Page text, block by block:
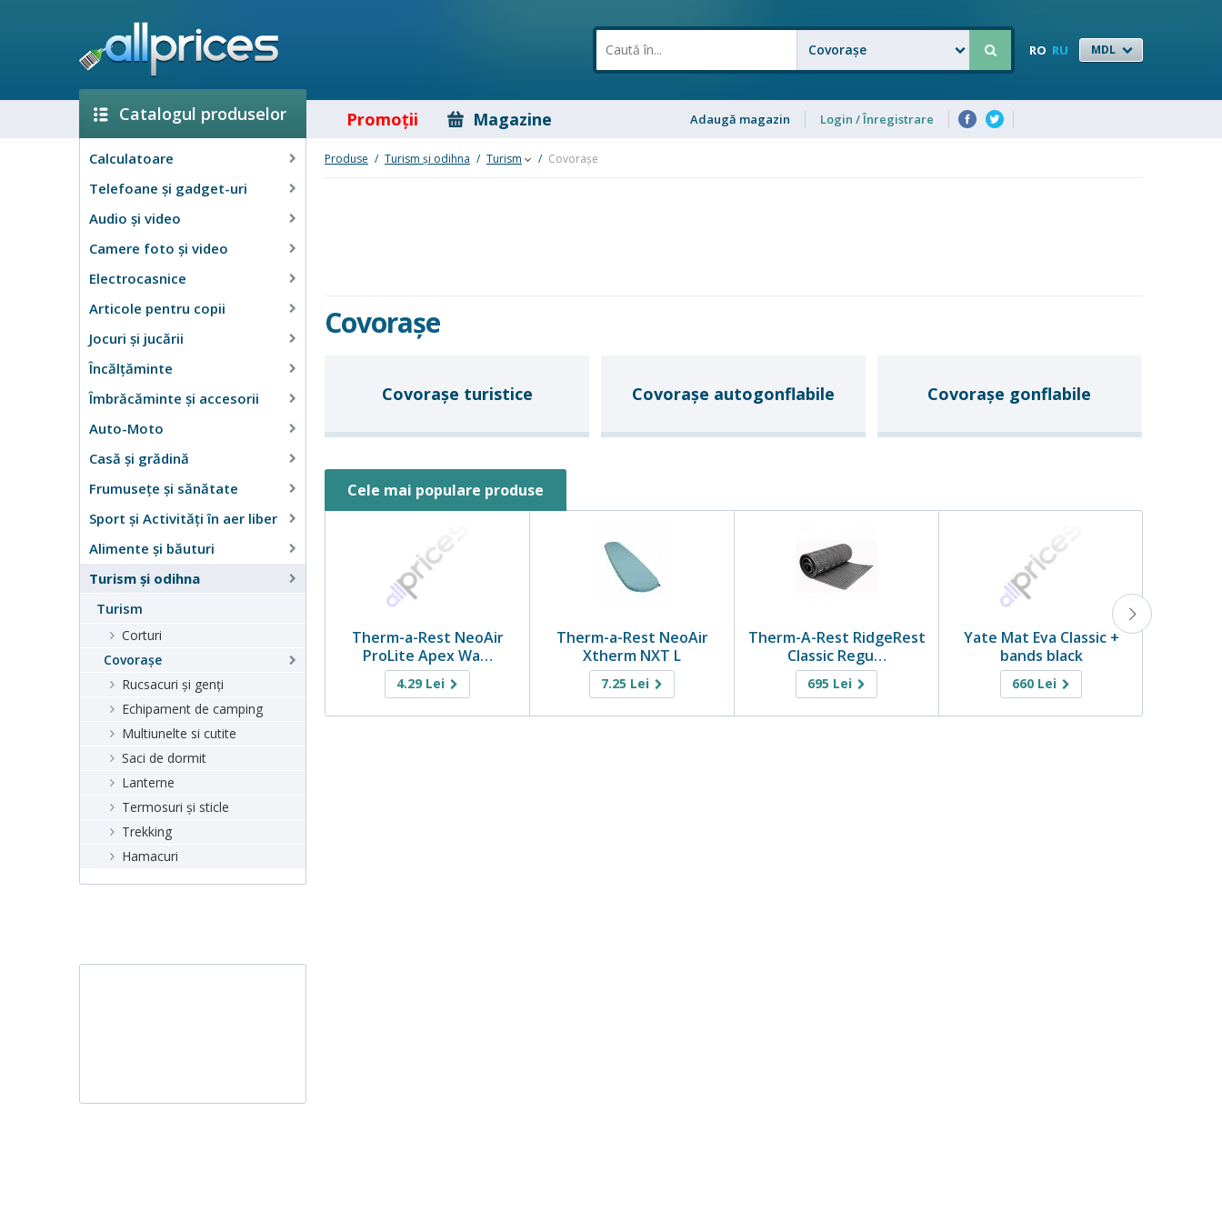
Covorașe RO RU MDL
Catalogul produselor Promoţii Magazine Adaugă magazin Login / Înregistrare
Calculatoare
Telefoane și gadget-uri
Audio şi video
Camere foto şi video
Electrocasnice
Articole pentru copii
Jocuri şi jucării
Încălţăminte
Îmbrăcăminte şi accesorii
Auto-Moto
Casă şi grădină
Frumusețe și sănătate
Sport și Activități în aer liber
Alimente și băuturi
Turism și odihna
Turism
Corturi
Covorașe
Rucsacuri și genți
Echipament de camping
Multiunelte si cutite
Saci de dormit
Lanterne
Termosuri și sticle
Trekking
Hamacuri
Produse / Turism și odihna / Turism / Covorașe
Covorașe
Covorașe turistice Covorașe autogonflabile Covorașe gonflabile
Cele mai populare produse
Therm-a-Rest NeoAir
ProLite Apex Wa…
4.29 Lei
Therm-a-Rest NeoAir
Xtherm NXT L
7.25 Lei
Therm-A-Rest RidgeRest
Classic Regu…
695 Lei
Yate Mat Eva Classic +
bands black
660 Lei